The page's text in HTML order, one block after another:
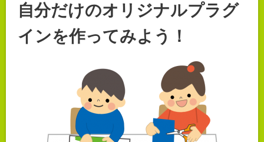
自分だけのオリジナルプラグ
インを作ってみよう！